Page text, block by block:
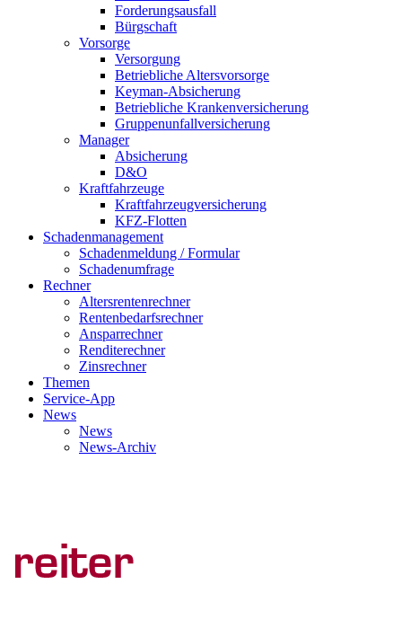
Forderungsausfall
Bürgschaft
Vorsorge
Versorgung
Betriebliche Altersvorsorge
Keyman-Absicherung
Betriebliche Krankenversicherung
Gruppenunfallversicherung
Manager
Absicherung
D&O
Kraftfahrzeuge
Kraftfahrzeugversicherung
KFZ-Flotten
Schadenmanagement
Schadenmeldung / Formular
Schadenumfrage
Rechner
Altersrentenrechner
Rentenbedarfsrechner
Ansparrechner
Renditerechner
Zinsrechner
Themen
Service-App
News
News
News-Archiv